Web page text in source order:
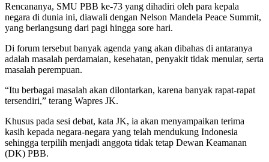
Rencananya, SMU PBB ke-73 yang dihadiri oleh para kepala
negara di dunia ini, diawali dengan Nelson Mandela Peace Summit,
yang berlangsung dari pagi hingga sore hari.
Di forum tersebut banyak agenda yang akan dibahas di antaranya
adalah masalah perdamaian, kesehatan, penyakit tidak menular, serta
masalah perempuan.
“Itu berbagai masalah akan dilontarkan, karena banyak rapat-rapat
tersendiri,” terang Wapres JK.
Khusus pada sesi debat, kata JK, ia akan menyampaikan terima
kasih kepada negara-negara yang telah mendukung Indonesia
sehingga terpilih menjadi anggota tidak tetap Dewan Keamanan
(DK) PBB.